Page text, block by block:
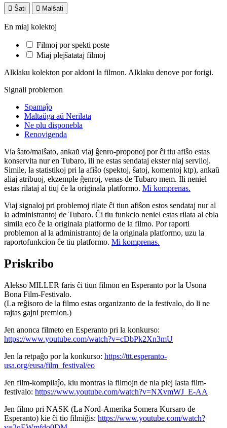
 Ŝati  Malŝati
En miaj kolektoj
Filmoj por spekti poste
Miaj plejŝatataj filmoj
Alklaku kolekton por aldoni la filmon. Alklaku denove por forigi.
Signali problemon
Spamaĵo
Maltaŭga aŭ Nerilata
Ne plu disponebla
Renovigenda
Via ŝato/malŝato, ankaŭ viaj ĝenro-proponoj por ĉi tiu afiŝo estas
konservita nur en Tubaro, ili ne estas sendataj ekster niaj serviloj.
Simile, la statistikoj pri la afiŝo (spektoj, ŝatoj, komentoj ktp), ankaŭ
aliaj atribuoj, ekzemple ĝenroj, venas de Tubaro mem. Ili neniel
estas rilataj al tiuj ĉe la originala platformo. Mi komprenas.
Viaj signaloj pri problemoj rilate ĉi tiun afiŝon estos sendataj nur al
la administrantoj de Tubaro. Ĉi tiu funkcio neniel estas rilata al ebla
simila eco ĉe la originala platformo de la filmo. Por raporti
problemon al la administrantoj de la originala platformo, uzu la
raportofunkcion ĉe tiu platformo. Mi komprenas.
Priskribo
Alekso MILLER faris ĉi tiun filmon en Esperanto por la Usona
Bona Film-Festivalo.
(La reĝisoro de la filmo estas organizanto de la festivalo, do li ne
rajtas gajni premion.)
Jen anonca filmeto en Esperanto pri la konkurso:
https://www.youtube.com/watch?v=cDbPk2Xn3mU
Jen la retpaĝo por la konkurso: https://ttt.esperanto-
usa.org/eusa/film_festival/eo
Jen film-kompilaĵo, kiu montras la filmojn de nia plej lasta film-
festivalo: https://www.youtube.com/watch?v=NXvmWJ_E-AA
Jen filmo pri NASK (La Nord-Amerika Somera Kursaro de
Esperanto) kie ĉi tio filmiĝis: https://www.youtube.com/watch?